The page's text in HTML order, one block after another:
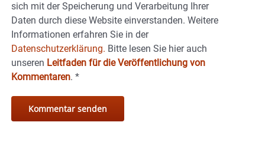
sich mit der Speicherung und Verarbeitung Ihrer
Daten durch diese Website einverstanden. Weitere
Informationen erfahren Sie in der
Datenschutzerklärung. Bitte lesen Sie hier auch
unseren Leitfaden für die Veröffentlichung von
Kommentaren. *